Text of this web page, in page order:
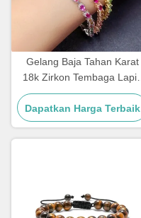
Gelang Baja Tahan Karat
18k Zirkon Tembaga Lapis
Emas Berlian Wanita
Dapatkan Harga Terbaik